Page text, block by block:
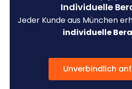
Individuelle
Jeder Kunde aus München
individuelle
Unverbindlich